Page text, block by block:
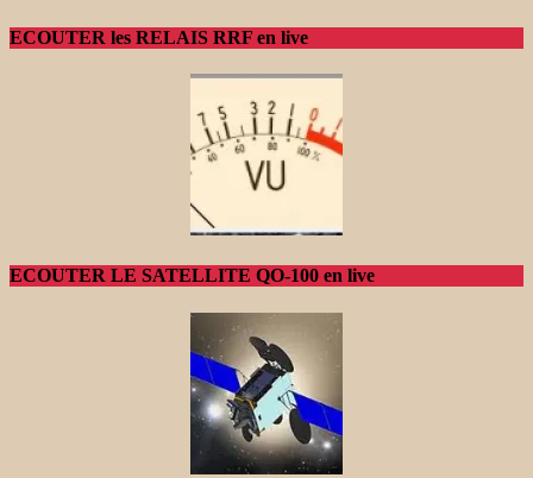
ECOUTER les RELAIS RRF en live
ECOUTER LE SATELLITE QO-100 en live